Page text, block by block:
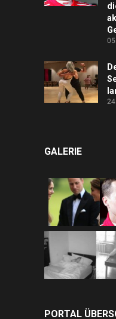
GALERIE
PORTAL